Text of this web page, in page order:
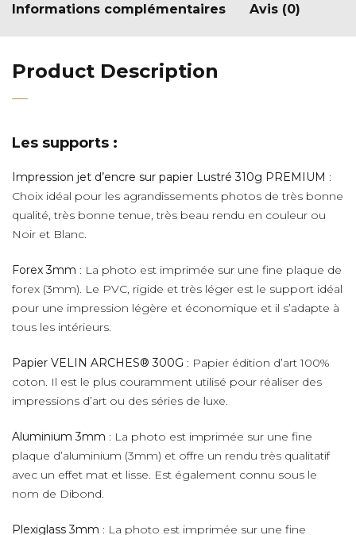
Informations complémentaires
Avis (0)
Product Description
Les supports :
Impression jet d’encre sur papier Lustré 310g PREMIUM :
Choix idéal pour les agrandissements photos de très bonne
qualité, très bonne tenue, très beau rendu en couleur ou
Noir et Blanc.
Forex 3mm : La photo est imprimée sur une fine plaque de
forex (3mm). Le PVC, rigide et très léger est le support idéal
pour une impression légère et économique et il s’adapte à
tous les intérieurs.
Papier VELIN ARCHES® 300G : Papier édition d’art 100%
coton. Il est le plus couramment utilisé pour réaliser des
impressions d’art ou des séries de luxe.
Aluminium 3mm : La photo est imprimée sur une fine
plaque d’aluminium (3mm) et offre un rendu très qualitatif
avec un effet mat et lisse. Est également connu sous le
nom de Dibond.
Plexiglass 3mm : La photo est imprimée sur une fine